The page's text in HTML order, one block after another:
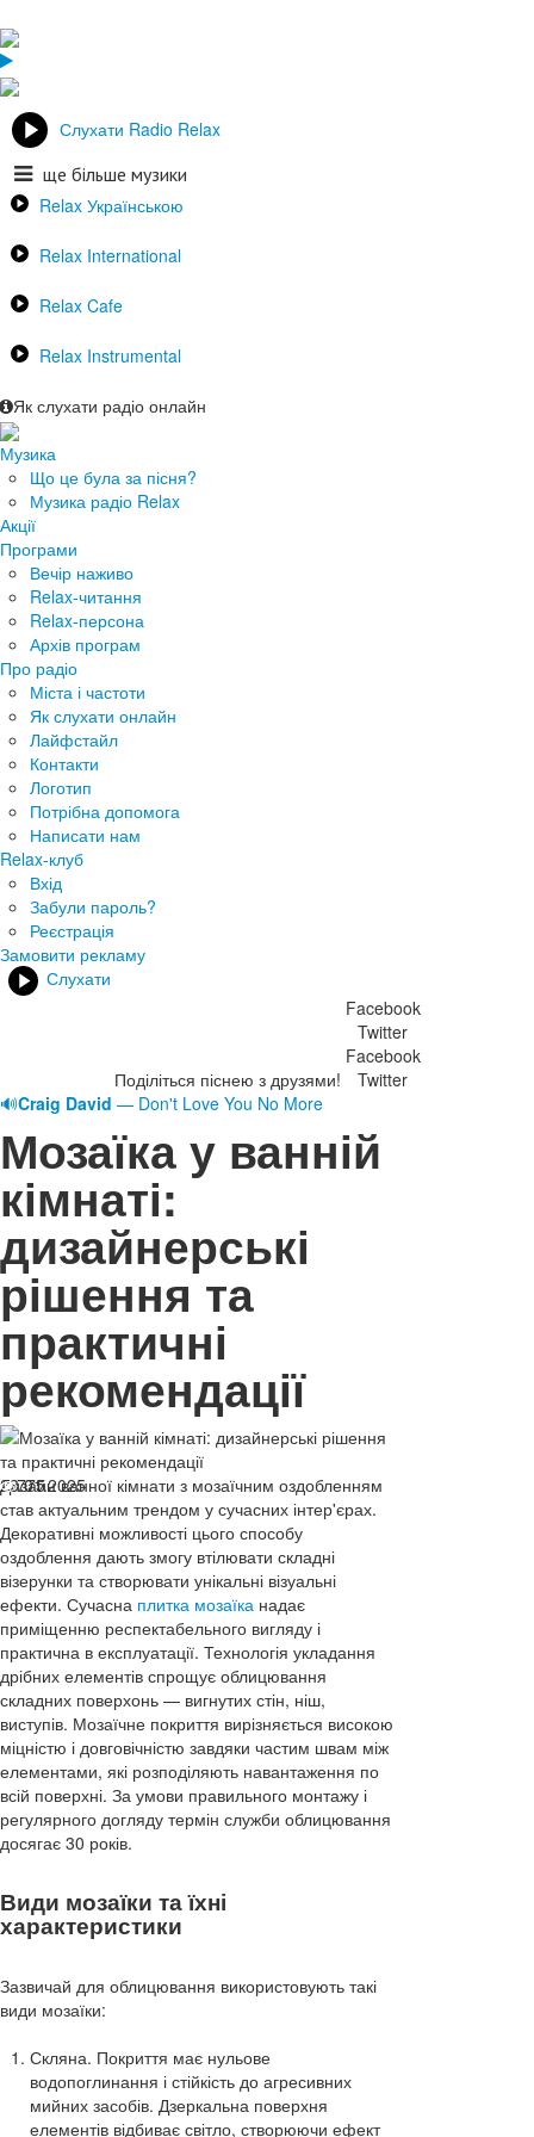
Слухати Radio Relax
ще більше музики
Relax Українською
Relax International
Relax Cafe
Relax Instrumental
Як слухати радіо онлайн
Музика
Що це була за пісня?
Музика радіо Relax
Акції
Програми
Вечір наживо
Relax-читання
Relax-персона
Архів програм
Про радіо
Міста і частоти
Як слухати онлайн
Лайфстайл
Контакти
Логотип
Потрібна допомога
Написати нам
Relax-клуб
Вхід
Забули пароль?
Реєстрація
Замовити рекламу
Слухати
Поділіться піснею з друзями!
Facebook
Twitter
Facebook
Twitter
🔊Craig David — Don't Love You No More
Мозаїка у ванній
кімнаті:
дизайнерські
рішення та
практичні
рекомендації
23.01.2025
775
Дизайн ванної кімнати з мозаїчним оздобленням
став актуальним трендом у сучасних інтер'єрах.
Декоративні можливості цього способу
оздоблення дають змогу втілювати складні
візерунки та створювати унікальні візуальні
ефекти. Сучасна плитка мозаїка надає
приміщенню респектабельного вигляду і
практична в експлуатації. Технологія укладання
дрібних елементів спрощує облицювання
складних поверхонь — вигнутих стін, ніш,
виступів. Мозаїчне покриття вирізняється високою
міцністю і довговічністю завдяки частим швам між
елементами, які розподіляють навантаження по
всій поверхні. За умови правильного монтажу і
регулярного догляду термін служби облицювання
досягає 30 років.
Види мозаїки та їхні
характеристики
Зазвичай для облицювання використовують такі
види мозаїки:
Скляна. Покриття має нульове
водопоглинання і стійкість до агресивних
мийних засобів. Дзеркальна поверхня
елементів відбиває світло, створюючи ефект